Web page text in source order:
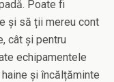
Poate fi
și să ții mereu cont
cât și pentru
echipamentele
și încălțăminte